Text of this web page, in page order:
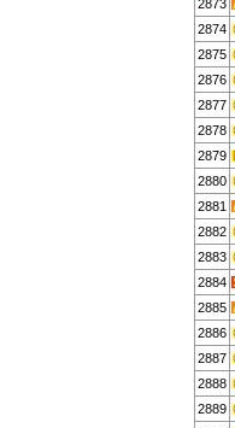
2873
2874
2875
2876
2877
2878
2879
2880
2881
2882
2883
2884
2885
2886
2887
2888
2889